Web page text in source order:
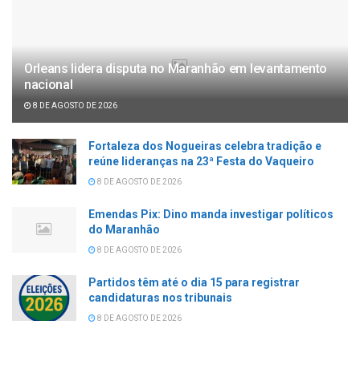
Orleans lidera disputa no Maranhão em levantamento
nacional
8 DE AGOSTO DE 2026
Fortaleza dos Nogueiras celebra tradição e
reúne lideranças na 23ª Festa do Vaqueiro
8 DE AGOSTO DE 2026
Emendas Pix: Dino manda investigar políticos
do Maranhão
8 DE AGOSTO DE 2026
Partidos têm até o dia 15 para registrar
candidaturas nos tribunais
8 DE AGOSTO DE 2026